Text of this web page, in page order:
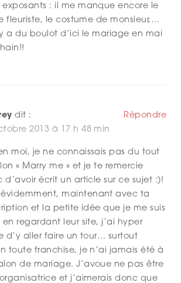
: il me manque encore le
fleuriste, le costume de monsieur,…
a du boulot d’ici le mariage en mai
dit :
2013 à 17 h 48 min
moi, je ne connaissais pas du tout
« Marry me » et je te remercie
d’avoir écrit un article sur ce sujet :)!
évidemment, maintenant avec ta
et la petite idée que je me suis
regardant leur site, j’ai hyper
d’y aller faire un tour… surtout
toute franchise, je n’ai jamais été à
de mariage. J’avoue ne pas être
et j’aimerais donc que
Répondre